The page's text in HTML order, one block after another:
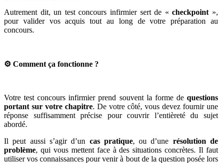
Autrement dit, un test concours infirmier sert de «checkpoint »,
pour valider vos acquis tout au long de votre préparation au
concours.
⚙️ Comment ça fonctionne ?
Votre test concours infirmier prend souvent la forme de questions
portant sur votre chapitre. De votre côté, vous devez fournir une
réponse suffisamment précise pour couvrir l’entièreté du sujet
abordé.
Il peut aussi s’agir d’un cas pratique, ou d’une résolution de
problème, qui vous mettent face à des situations concrètes. Il faut
utiliser vos connaissances pour venir à bout de la question posée lors